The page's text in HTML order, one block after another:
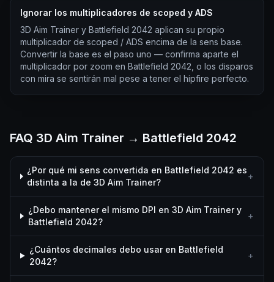
Ignorar los multiplicadores de scoped y ADS
3D Aim Trainer y Battlefield 2042 aplican su propio
multiplicador de scoped / ADS encima de la sens base.
Convertir la base es el paso uno — confirma aparte el
multiplicador por zoom en Battlefield 2042, o los disparos
con mira se sentirán mal pese a tener el hipfire perfecto.
FAQ 3D Aim Trainer → Battlefield 2042
¿Por qué mi sens convertida en Battlefield 2042 es
distinta a la de 3D Aim Trainer?
+
¿Debo mantener el mismo DPI en 3D Aim Trainer y
Battlefield 2042?
+
¿Cuántos decimales debo usar en Battlefield
2042?
+